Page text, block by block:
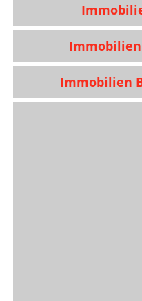
Immobilien